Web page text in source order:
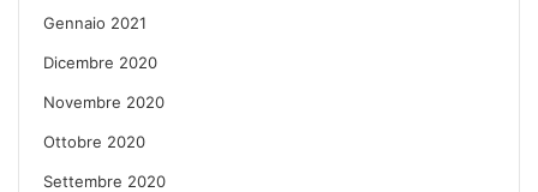
Gennaio 2021
Dicembre 2020
Novembre 2020
Ottobre 2020
Settembre 2020